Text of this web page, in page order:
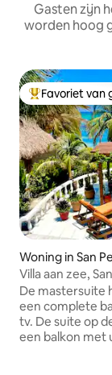
Gasten zijn
worden hoog
Topfavoriet
Favoriet van
Woning in San
Villa aan zee,
droomhuis
De mastersuite
een complete
tv. De suite op
een balkon met